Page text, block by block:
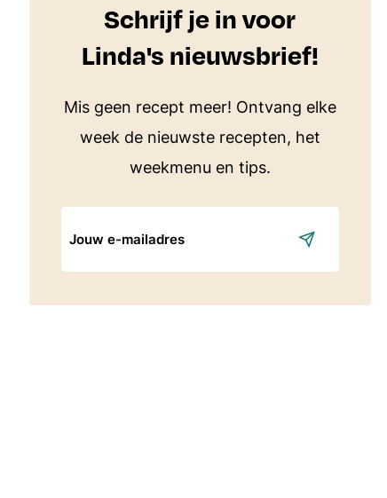
Schrijf je in voor
Linda's nieuwsbrief!
Mis geen recept meer! Ontvang elke
week de nieuwste recepten, het
weekmenu en tips.
mailadres